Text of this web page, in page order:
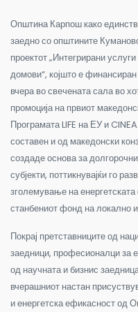
Општина Карпош како
заедно со општините
проектот „Интегрирани
домови“, којшто е
вчера во свечената сала во
промоција на првиот
Програмата LIFE на ЕУ и
составен и од македонски
создаде основа за
субјекти, поттикнувајќи го
зголемување на
станбениот фонд на локално
Покрај претставниците од
заедници, професионалци за
од научната и бизнис
вчерашниот настан
и енергетска ефикасност од